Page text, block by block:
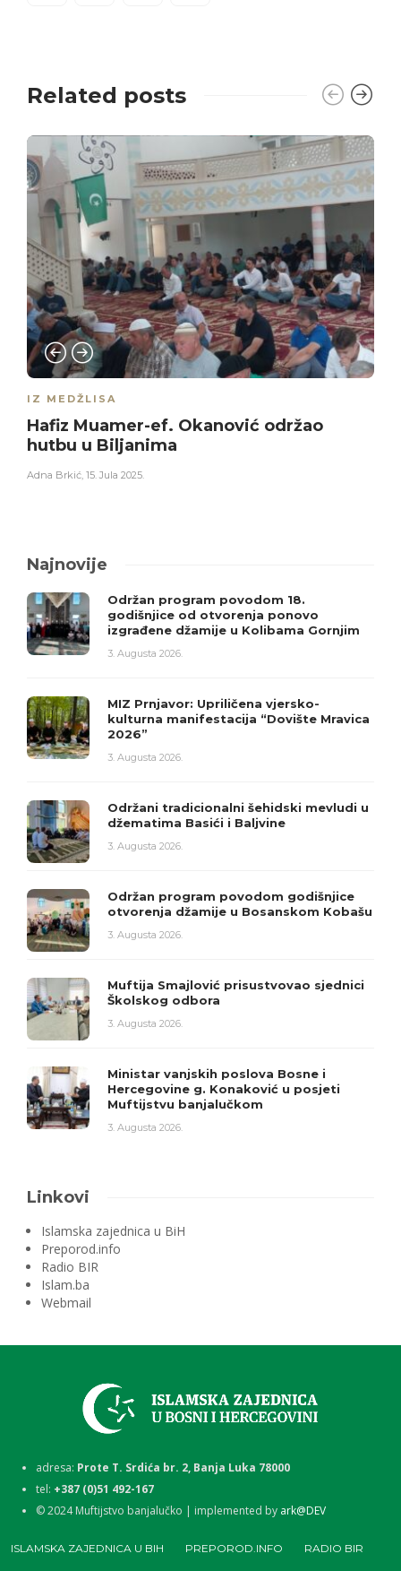
Related posts
IZ MEDŽLISA
Hafiz Muamer-ef. Okanović održao
hutbu u Biljanima
Adna Brkić, 15. Jula 2025.
Najnovije
Održan program povodom 18.
godišnjice od otvorenja ponovo
izgrađene džamije u Kolibama Gornjim
3. Augusta 2026.
MIZ Prnjavor: Upriličena vjersko-
kulturna manifestacija “Dovište Mravica
2026”
3. Augusta 2026.
Održani tradicionalni šehidski mevludi u
džematima Basići i Baljvine
3. Augusta 2026.
Održan program povodom godišnjice
otvorenja džamije u Bosanskom Kobašu
3. Augusta 2026.
Muftija Smajlović prisustvovao sjednici
Školskog odbora
3. Augusta 2026.
Ministar vanjskih poslova Bosne i
Hercegovine g. Konaković u posjeti
Muftijstvu banjalučkom
3. Augusta 2026.
Linkovi
Islamska zajednica u BiH
Preporod.info
Radio BIR
Islam.ba
Webmail
adresa: Prote T. Srdića br. 2, Banja Luka 78000
tel: +387 (0)51 492-167
©2024Muftijstvo banjalučko | implemented by ark@DEV
ISLAMSKA ZAJEDNICA U BIH PREPOROD.INFO RADIO BIR